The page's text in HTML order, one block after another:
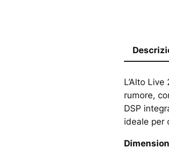
L’Alto
rumore,
DSP
ideale per